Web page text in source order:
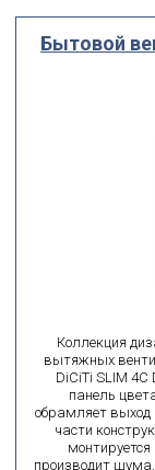
Бытовой
Коллекция
вытяжных
DiCiTi SLIM
панель
обрамляет
части
производит